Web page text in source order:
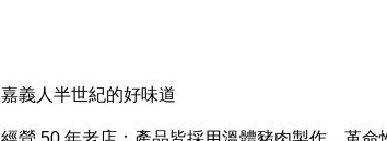
義人半世紀的好味道